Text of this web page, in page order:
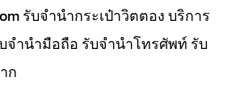
รับจำนำกระเป๋าวิตตอง บริการ
จำนำมือถือ รับจำนำโทรศัพท์ รับ
ก